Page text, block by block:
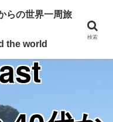
from my 40's
らの世界一周旅
the world
検索